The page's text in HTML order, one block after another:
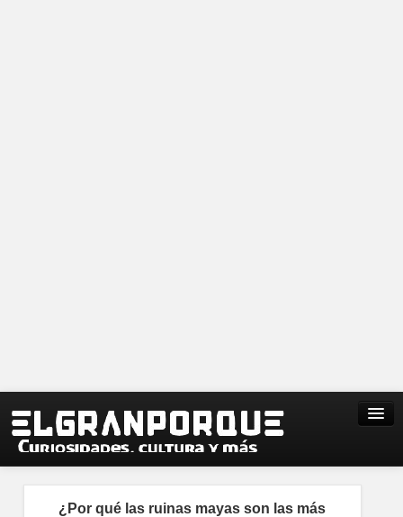
¿Por qué las ruinas mayas son las más